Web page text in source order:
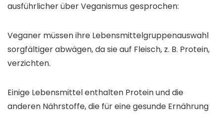
ausführlicher über Veganismus gesprochen:
Veganer müssen ihre Lebensmittelgruppenauswahl
sorgfältiger abwägen, da sie auf Fleisch, z. B. Protein,
verzichten.
Einige Lebensmittel enthalten Protein und die
anderen Nährstoffe, die für eine gesunde Ernährung